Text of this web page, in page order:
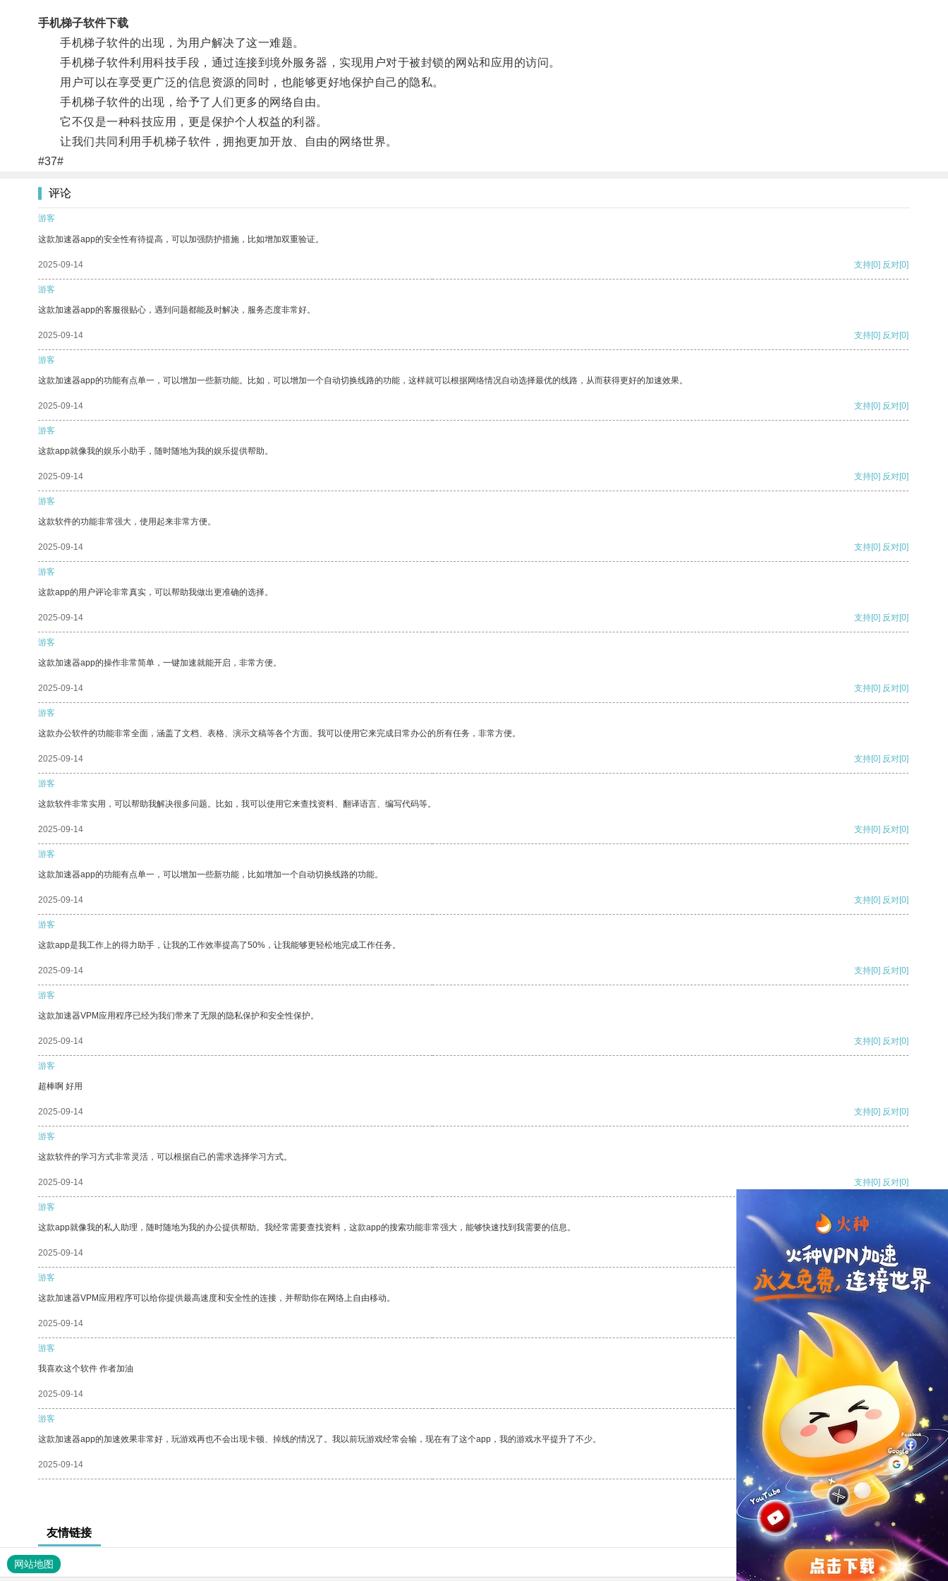
手机梯子软件下载
手机梯子软件的出现，为用户解决了这一难题。
手机梯子软件利用科技手段，通过连接到境外服务器，实现用户对于被封锁的网站和应用的访问。
用户可以在享受更广泛的信息资源的同时，也能够更好地保护自己的隐私。
手机梯子软件的出现，给予了人们更多的网络自由。
它不仅是一种科技应用，更是保护个人权益的利器。
让我们共同利用手机梯子软件，拥抱更加开放、自由的网络世界。
#37#
评论
游客
这款加速器app的安全性有待提高，可以加强防护措施，比如增加双重验证。
2025-09-14 支持[0] 反对[0]
游客
这款加速器app的客服很贴心，遇到问题都能及时解决，服务态度非常好。
2025-09-14 支持[0] 反对[0]
游客
这款加速器app的功能有点单一，可以增加一些新功能。比如，可以增加一个自动切换线路的功能，这样就可以根据网络情况自动选择最优的线路，从而获得更好的加速效果。
2025-09-14 支持[0] 反对[0]
游客
这款app就像我的娱乐小助手，随时随地为我的娱乐提供帮助。
2025-09-14 支持[0] 反对[0]
游客
这款软件的功能非常强大，使用起来非常方便。
2025-09-14 支持[0] 反对[0]
游客
这款app的用户评论非常真实，可以帮助我做出更准确的选择。
2025-09-14 支持[0] 反对[0]
游客
这款加速器app的操作非常简单，一键加速就能开启，非常方便。
2025-09-14 支持[0] 反对[0]
游客
这款办公软件的功能非常全面，涵盖了文档、表格、演示文稿等各个方面。我可以使用它来完成日常办公的所有任务，非常方便。
2025-09-14 支持[0] 反对[0]
游客
这款软件非常实用，可以帮助我解决很多问题。比如，我可以使用它来查找资料、翻译语言、编写代码等。
2025-09-14 支持[0] 反对[0]
游客
这款加速器app的功能有点单一，可以增加一些新功能，比如增加一个自动切换线路的功能。
2025-09-14 支持[0] 反对[0]
游客
这款app是我工作上的得力助手，让我的工作效率提高了50%，让我能够更轻松地完成工作任务。
2025-09-14 支持[0] 反对[0]
游客
这款加速器VPM应用程序已经为我们带来了无限的隐私保护和安全性保护。
2025-09-14 支持[0] 反对[0]
游客
超棒啊 好用
2025-09-14 支持[0] 反对[0]
游客
这款软件的学习方式非常灵活，可以根据自己的需求选择学习方式。
2025-09-14 支持[0] 反对[0]
游客
这款app就像我的私人助理，随时随地为我的办公提供帮助。我经常需要查找资料，这款app的搜索功能非常强大，能够快速找到我需要的信息。
2025-09-14 支持[0] 反对
游客
这款加速器VPM应用程序可以给你提供最高速度和安全性的连接，并帮助你在网络上自由移动。
2025-09-14 支持
游客
我喜欢这个软件 作者加油
2025-09-14 反对 [0]
游客
这款加速器app的加速效果非常好，玩游戏再也不会出现卡顿、掉线的情况了。我以前玩游戏经常会输，现在有了这个app，我的游戏水平提升了不少。
2025-09-14 支持[0] 反对[0]
友情链接
网站地图